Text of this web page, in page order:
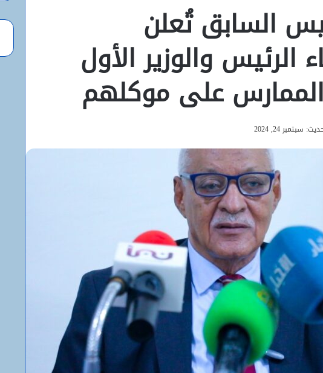
السابق تُعلن
الرئيس والوزير الأول
على موكلهم
سبتمبر 24, 2024